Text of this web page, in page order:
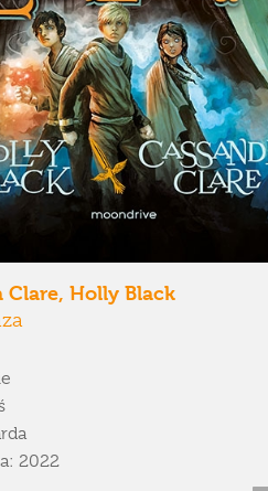
Clare, Holly Black
2022